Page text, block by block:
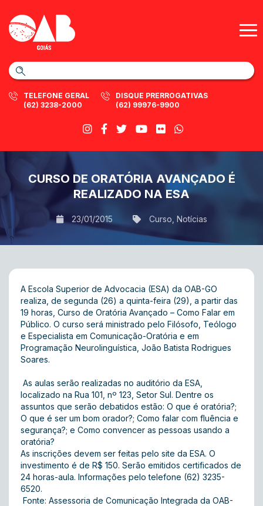
TELEFONE GERAL
(62) 3238-2000
DISQUE PRERROGATIVAS
(62) 99976-9900
CURSO DE ORATÓRIA AVANÇADO É
REALIZADO NA ESA
23/01/2015 Curso Notícias
A Escola Superior de Advocacia (ESA) da OAB-GO
realiza, de segunda (26) a quinta-feira (29), a partir das
19 horas, Curso de Oratória Avançado – Como Falar em
Público. O curso será ministrado pelo Filósofo, Teólogo
e Especialista em Comunicação-Oratória e em
Programação Neurolinguística, João Batista Rodrigues
Soares.
As aulas serão realizadas no auditório da ESA,
localizado na Rua 101, nº 123, Setor Sul. Dentre os
assuntos que serão debatidos estão: O que é oratória?;
O que é ser um bom orador?; Como falar com fluência e
segurança?; e Como convencer as pessoas usando a
oratória?
As inscrições devem ser feitas pelo site da ESA. O
investimento é de R$ 150. Serão emitidos certificados de
24 horas-aula. Informações pelo telefone (62) 3235-
6520.
Fonte: Assessoria de Comunicação Integrada da OAB-